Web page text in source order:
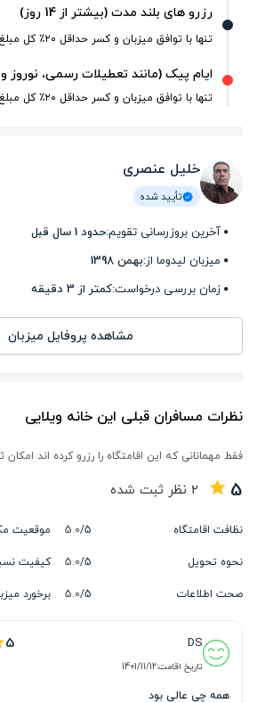
رزرو های بلند مدت (بیشتر از 14 روز)
تنها با توافق میزبان و کسر حداقل ۲۰٪ کل مبلغ رزرو
ایام پیک (مانند تعطیلات رسمی، نوروز
تنها با توافق میزبان و کسر حداقل ۲۰٪ کل مبلغ رزرو
خلیل عنصری
تأیید شده
آخرین بروزرسانی تقویم:حدود 1 سال قبل
میزبان لیدوما از:بهمن 1398
زمان بررسی درخواست:کمتر از 3 دقیقه
مشاهده پروفایل میزبان
نظرات مسافران قبلی این خانه ویلایی
فقط مهمانانی که این اقامتگاه را رزرو کرده اند امکان
5
2 نظر ثبت شده
نظافت اقامتگاه 5/
5.0 موقعیت
نحوه تحویل
5/
5.0 کیفیت
صحت اطلاعات
5/
5.0 برخورد
DS
5
تاریخ اقامت:1401/11/12